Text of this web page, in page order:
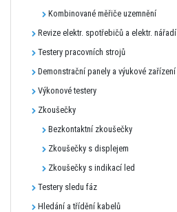
Kombinované měřiče uzemnění
Revize elektr. spotřebičů a elektr. nářadí
Testery pracovních strojů
Demonstrační panely a výukové zařízení
Výkonové testery
Zkoušečky
Bezkontaktní zkoušečky
Zkoušečky s displejem
Zkoušečky s indikací led
Testery sledu fáz
Hledání a třídění kabelů